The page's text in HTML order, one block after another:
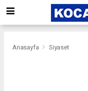
Anasayfa Siyaset